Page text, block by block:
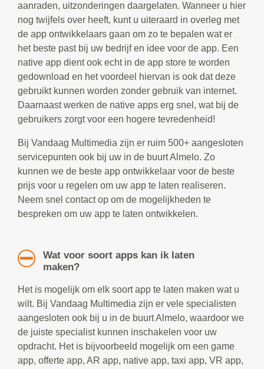
aanraden, uitzonderingen daargelaten. Wanneer u hier
nog twijfels over heeft, kunt u uiteraard in overleg met
de app ontwikkelaars gaan om zo te bepalen wat er
het beste past bij uw bedrijf en idee voor de app. Een
native app dient ook echt in de app store te worden
gedownload en het voordeel hiervan is ook dat deze
gebruikt kunnen worden zonder gebruik van internet.
Daarnaast werken de native apps erg snel, wat bij de
gebruikers zorgt voor een hogere tevredenheid!
Bij Vandaag Multimedia zijn er ruim 500+ aangesloten
servicepunten ook bij uw in de buurt Almelo. Zo
kunnen we de beste app ontwikkelaar voor de beste
prijs voor u regelen om uw app te laten realiseren.
Neem snel contact op om de mogelijkheden te
bespreken om uw app te laten ontwikkelen.
Wat voor soort apps kan ik laten
maken?
Het is mogelijk om elk soort app te laten maken wat u
wilt. Bij Vandaag Multimedia zijn er vele specialisten
aangesloten ook bij u in de buurt Almelo, waardoor we
de juiste specialist kunnen inschakelen voor uw
opdracht. Het is bijvoorbeeld mogelijk om een game
app, offerte app, AR app, native app, taxi app, VR app,